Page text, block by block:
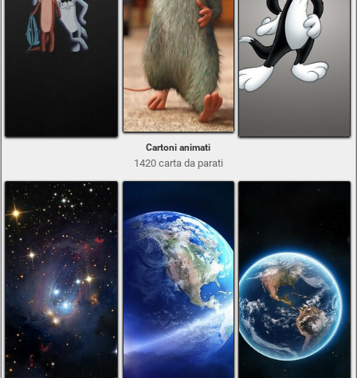
Cartoni animati
1420 carta da parati